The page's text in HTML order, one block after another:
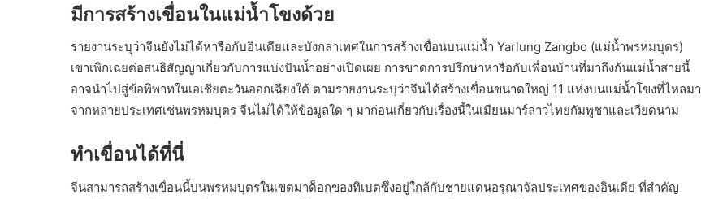
มีการสร้างเขื่อนในแม่น้ำโขงด้วย
รายงานระบุว่าจีนยังไม่ได้หารือกับอินเดียและบังกลาเทศในการสร้างเขื่อนบนแม่น้ำ Yarlung Zangbo (แม่น้ำพรหมบุตร)
เขาเพิกเฉยต่อสนธิสัญญาเกี่ยวกับการแบ่งปันน้ำอย่างเปิดเผย การขาดการปรึกษาหารือกับเพื่อนบ้านที่มาถึงก้นแม่น้ำสายนี้
อาจนำไปสู่ข้อพิพาทในเอเชียตะวันออกเฉียงใต้ ตามรายงานระบุว่าจีนได้สร้างเขื่อนขนาดใหญ่ 11 แห่งบนแม่น้ำโขงที่ไหลมา
จากหลายประเทศเช่นพรหมบุตร จีนไม่ได้ให้ข้อมูลใด ๆ มาก่อนเกี่ยวกับเรื่องนี้ในเมียนมาร์ลาวไทยกัมพูชาและเวียดนาม
ทำเขื่อนได้ที่นี่
จีนสามารถสร้างเขื่อนนี้บนพรหมบุตรในเขตมาด็อกของทิเบตซึ่งอยู่ใกล้กับชายแดนอรุณาจัลประเทศของอินเดีย ที่สำคัญ